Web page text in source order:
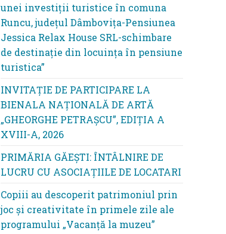
unei investiții turistice în comuna
Runcu, județul Dâmbovița-Pensiunea
Jessica Relax House SRL-schimbare
de destinație din locuința în pensiune
turistica”
INVITAȚIE DE PARTICIPARE LA
BIENALA NAȚIONALĂ DE ARTĂ
„GHEORGHE PETRAȘCU”, EDIŢIA A
XVIII-A, 2026
PRIMĂRIA GĂEȘTI: ÎNTÂLNIRE DE
LUCRU CU ASOCIAȚIILE DE LOCATARI
Copiii au descoperit patrimoniul prin
joc și creativitate în primele zile ale
programului „Vacanță la muzeu”